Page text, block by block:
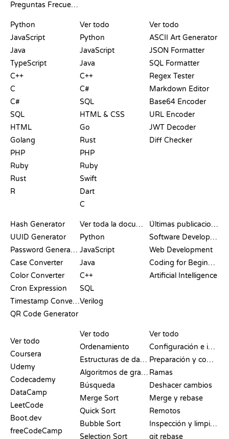
Preguntas Frecuentes
Python
JavaScript
Java
TypeScript
C++
C
C#
SQL
HTML
Golang
PHP
Ruby
Rust
R
Ver todo
Python
JavaScript
Java
C++
C#
SQL
HTML & CSS
Go
Rust
PHP
Ruby
Swift
Dart
C
Ver todo
ASCII Art Generator
JSON Formatter
SQL Formatter
Regex Tester
Markdown Editor
Base64 Encoder
URL Encoder
JWT Decoder
Diff Checker
Hash Generator
UUID Generator
Password Generator
Case Converter
Color Converter
Cron Expression
Timestamp Converter
QR Code Generator
Ver toda la documentación
Python
JavaScript
Java
C++
SQL
Verilog
Últimas publicaciones
Software Development
Web Development
Coding for Beginners
Artificial Intelligence
Ver todo
Coursera
Udemy
Codecademy
DataCamp
LeetCode
Boot.dev
freeCodeCamp
Ver todo
Ordenamiento
Estructuras de datos
Algoritmos de grafos
Búsqueda
Merge Sort
Quick Sort
Bubble Sort
Selection Sort
Ver todo
Configuración e inicio
Preparación y commit
Ramas
Deshacer cambios
Merge y rebase
Remotos
Inspección y limpieza
git rebase